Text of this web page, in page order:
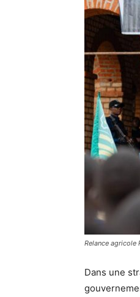
Relance agricole
Dans une